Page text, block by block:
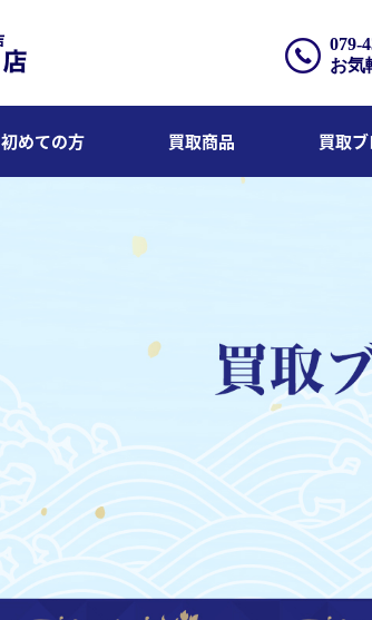
079-
お気
初めての方 買取商品 買取